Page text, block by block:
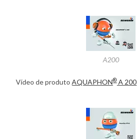
A200
Vídeo de produtoAQUAPHON®A 200